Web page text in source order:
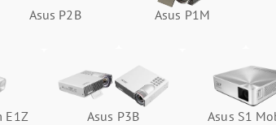
Asus P2B Asus P1M
E1Z Asus P3B Asus S1